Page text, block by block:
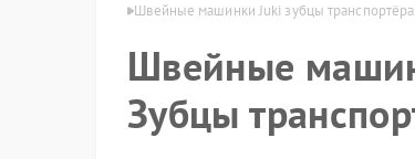
Juki в Москве Швейные машинки Juki зубцы транспортёра
Швейные
Зубцы